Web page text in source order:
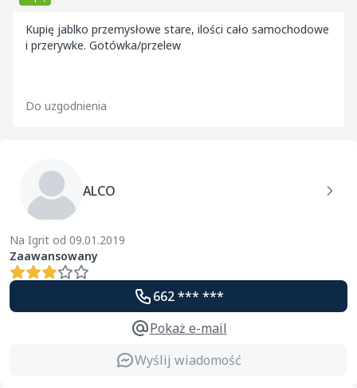
Kupię jablko przemysłowe stare, ilości cało samochodowe
i przerywke. Gotówka/przelew
Do uzgodnienia
ALCO
Na Igrit od 09.01.2019
Zaawansowany
662 *** ***
Pokaż e-mail
Wyślij wiadomość